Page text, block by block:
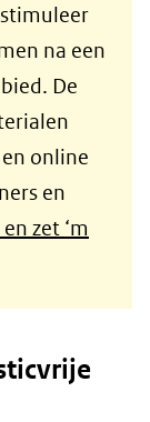
stimuleer
na een
De
online
en
zet ‘m